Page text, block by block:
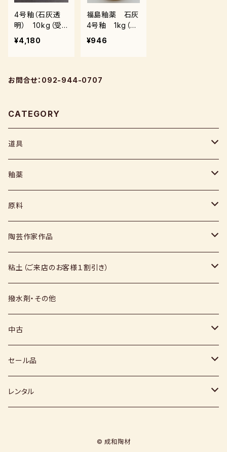
4号釉（石灰透
明） 10kg（受
注後7～10日後
発送）
¥4,180
福島釉薬 石灰
4号釉 1kg（受
注後0～3週間）
¥946
お問合せ：092-944-0707
CATEGORY
道具
ヘラ
コテ
スポンジ
絵具
上絵具
下絵具
その他
釉薬
粉末
液体
福島釉薬
原料
媒溶剤・調整剤等
長石
硅石
その他（土・泥等）
顔料
灰
陶芸作家作品
上野焼
薪窯（高鶴淳一先生）
堀田窯
小石原焼
鶴見窯
秀山窯
高取焼
鬼丸雪山窯
福岡県：窯元・陶芸作家
恵水窯
粘土（ご来店のお客様１割引き）
信楽白土
信楽赤土
梅崎粘土
七隈粘土
撥水剤・その他
中古
窯
電気窯
電動ろくろ
セール品
小道具
レンタル
© 成和陶材